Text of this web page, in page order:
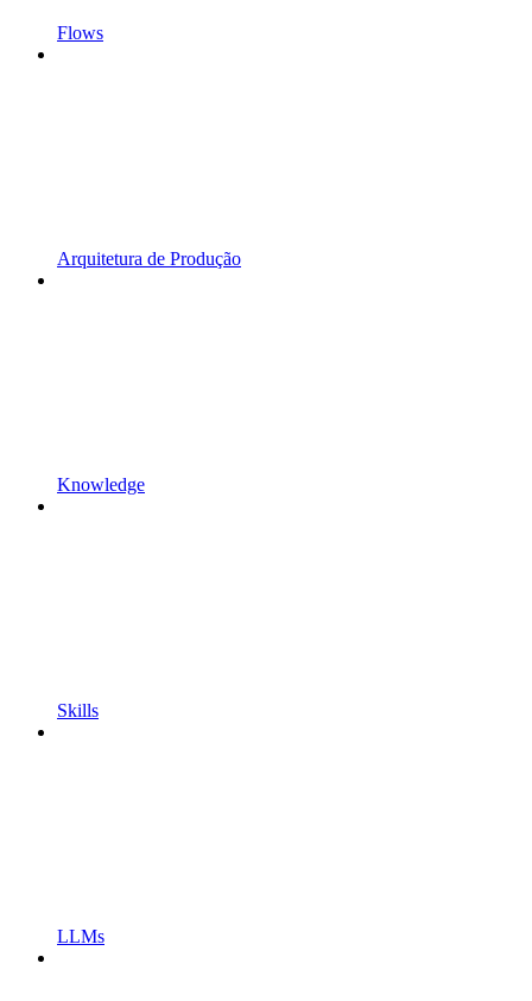
Flows
Arquitetura de Produção
Knowledge
Skills
LLMs